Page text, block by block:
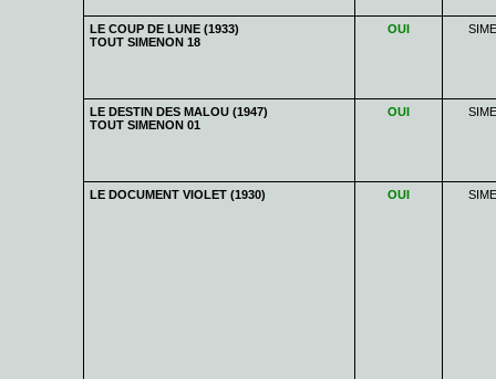
LE COUP DE LUNE (1933)
TOUT SIMENON 18
OUI
LE DESTIN DES MALOU (1947)
TOUT SIMENON 01
OUI
LE DOCUMENT VIOLET (1930) OUI